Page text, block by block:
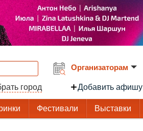
город
Организаторам
Добавить афишу
Фестивали Выставки